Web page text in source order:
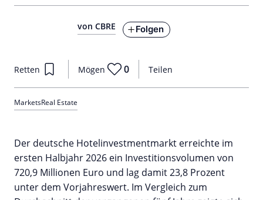
von CBRE Folgen
Teilen
Retten Mögen 0
MarketsReal Estate
Der deutsche Hotelinvestmentmarkt erreichte im
ersten Halbjahr 2026 ein Investitionsvolumen von
720,9 Millionen Euro und lag damit 23,8 Prozent
unter dem Vorjahreswert. Im Vergleich zum